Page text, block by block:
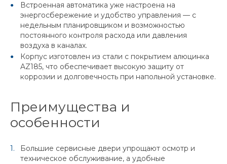
Встроенная автоматика уже настроена на
энергосбережение и удобство управления — с
недельным планировщиком и возможностью
постоянного контроля расхода или давления
воздуха в каналах.
Корпус изготовлен из стали с покрытием алюцинка
AZ185, что обеспечивает высокую защиту от
коррозии и долговечность при напольной установке.
Преимущества и
особенности
Большие сервисные двери упрощают осмотр и
техническое обслуживание, а удобные